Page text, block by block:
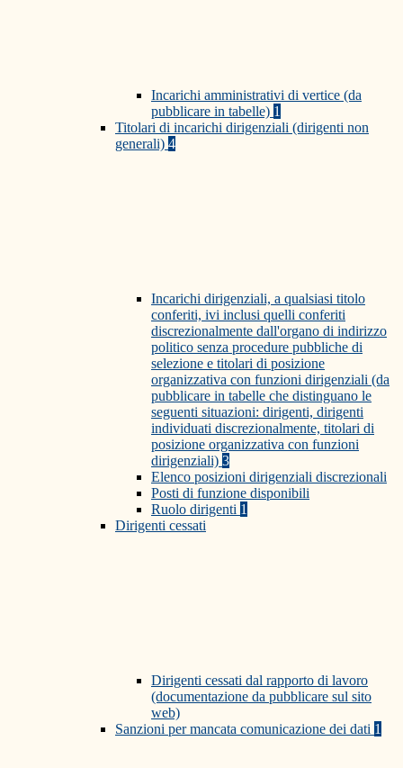
Incarichi amministrativi di vertice (da
pubblicare in tabelle) 1
Titolari di incarichi dirigenziali (dirigenti non
generali) 4
Incarichi dirigenziali, a qualsiasi titolo
conferiti, ivi inclusi quelli conferiti
discrezionalmente dall'organo di indirizzo
politico senza procedure pubbliche di
selezione e titolari di posizione
organizzativa con funzioni dirigenziali (da
pubblicare in tabelle che distinguano le
seguenti situazioni: dirigenti, dirigenti
individuati discrezionalmente, titolari di
posizione organizzativa con funzioni
dirigenziali) 3
Elenco posizioni dirigenziali discrezionali
Posti di funzione disponibili
Ruolo dirigenti 1
Dirigenti cessati
Dirigenti cessati dal rapporto di lavoro
(documentazione da pubblicare sul sito
web)
Sanzioni per mancata comunicazione dei dati 1